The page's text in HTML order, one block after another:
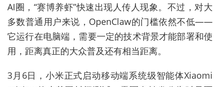
AI圈，“赛博养虾”快速出现人传人现象。不过，对大
多数普通用户来说，OpenClaw的门槛依然不低——
它运行在电脑端，需要一定的技术背景才能部署和使
用，距离真正的大众普及还有相当距离。
3月6日，小米正式启动移动端系统级智能体Xiaomi